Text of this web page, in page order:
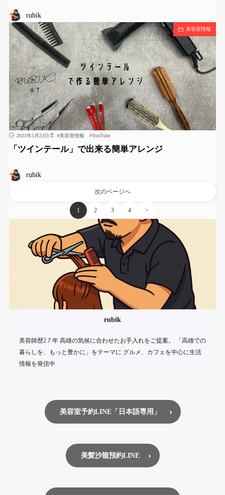
rubik
美容室情報
2021年5月23日 #美容室情報 #YouTube
「ツインテール」で出来る簡単アレンジ
rubik
次のページへ
1 2 3 4 >
rubik
美容師歴2７年 高雄の気候に合わせたお手入れをご提案。 「高雄での
暮らしを、もっと豊かに」をテーマに グルメ、カフェを中心に生活
情報を発信中
美容室予約LINE「日本語専用」
美髪沙龍預約LINE